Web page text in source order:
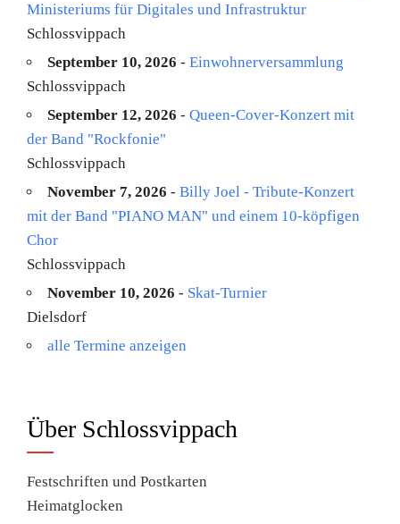
Ministeriums für Digitales und Infrastruktur
Schlossvippach
September 10, 2026 - Einwohnerversammlung
Schlossvippach
September 12, 2026 - Queen-Cover-Konzert mit
der Band "Rockfonie"
Schlossvippach
November 7, 2026 - Billy Joel - Tribute-Konzert
mit der Band "PIANO MAN" und einem 10-köpfigen
Chor
Schlossvippach
November 10, 2026 - Skat-Turnier
Dielsdorf
alle Termine anzeigen
Über Schlossvippach
Festschriften und Postkarten
Heimatglocken